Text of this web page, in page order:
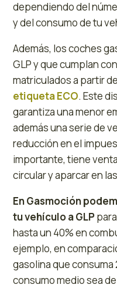
dependiendo del
y del consumo de tu
Además, los coches
GLP y que cumplan
matriculados a partir
etiqueta ECO. Este
garantiza una menor
además una serie de
reducción en el
importante, tiene
circular y aparcar en
En Gasmoción
tu vehículo a GLP
hasta un 40% en
ejemplo, en
gasolina que consuma
consumo medio sea